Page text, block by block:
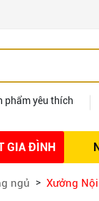
phẩm yêu thích
GIA ĐÌNH
thất
ngủ Xưởng